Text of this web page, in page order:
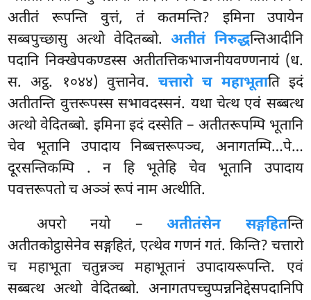
अतीतं रूपन्ति वुत्तं, तं कतमन्ति? इमिना उपायेन
सब्बपुच्छासु अत्थो वेदितब्बो.अतीतं निरुद्धन्तिआदीनि
पदानि निक्खेपकण्डस्स अतीतत्तिकभाजनीयवण्णनायं (ध.
स. अट्ठ. १०४४) वुत्तानेव.चत्तारो च महाभूताति इदं
अतीतन्ति वुत्तरूपस्स सभावदस्सनं. यथा चेत्थ एवं सब्बत्थ
अत्थो वेदितब्बो. इमिना इदं दस्सेति – अतीतरूपम्पि भूतानि
चेव भूतानि उपादाय निब्बत्तरूपञ्च, अनागतम्पि…पे…
दूरसन्तिकम्पि . न हि भूतेहि चेव भूतानि उपादाय
पवत्तरूपतो च अञ्ञं रूपं नाम अत्थीति.
अपरो नयो –अतीतंसेन सङ्गहितन्ति
अतीतकोट्ठासेनेव सङ्गहितं, एत्थेव गणनं गतं. किन्ति? चत्तारो
च महाभूता चतुन्नञ्च महाभूतानंउपादायरूपन्ति. एवं
सब्बत्थ अत्थो वेदितब्बो. अनागतपच्चुप्पन्ननिद्देसपदानिपि